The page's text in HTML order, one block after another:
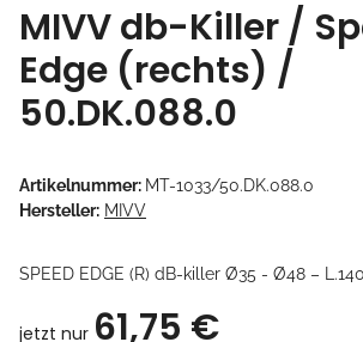
MIVV db-Killer /
Edge (rechts) /
50.DK.088.0
Artikelnummer: MT-1033/50.DK.088.0
Hersteller: MIVV
SPEED EDGE (R) dB-killer Ø35 - Ø48 –
jetzt nur 61,75 €